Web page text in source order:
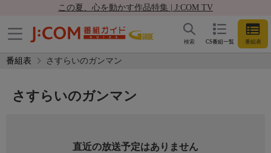
この夏、心を動かす作品特集 | J:COM TV
CS番組一覧 番組表
検索
番組表 さすらいのガンマン
さすらいのガンマン
直近の放送予定はありません